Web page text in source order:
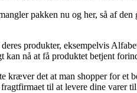
pakken nu og her, så af
produkter, eksempelvis
nå at få produktet betjent
det at man shopper for
til at levere dine varer til